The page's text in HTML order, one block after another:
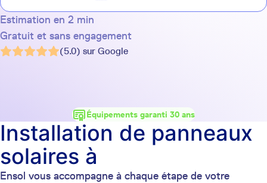
Estimation en 2 min
Gratuit et sans engagement
(5.0) sur Google
Équipements garanti 30 ans
Ensol vous accompagne à chaque étape de votre
Installation de panneaux
solaires à